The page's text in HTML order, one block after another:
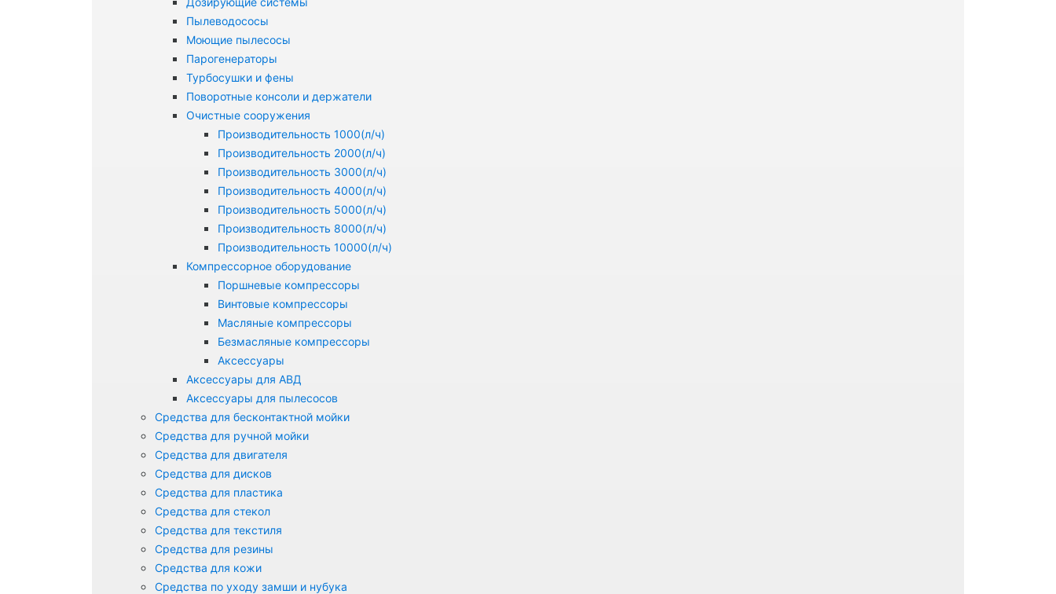
Пылеводососы
Моющие пылесосы
Парогенераторы
Турбосушки и фены
Поворотные консоли и держатели
Очистные сооружения
Производительность 1000(л/ч)
Производительность 2000(л/ч)
Производительность 3000(л/ч)
Производительность 4000(л/ч)
Производительность 5000(л/ч)
Производительность 8000(л/ч)
Производительность 10000(л/ч)
Компрессорное оборудование
Поршневые компрессоры
Винтовые компрессоры
Масляные компрессоры
Безмасляные компрессоры
Аксессуары
Аксессуары для АВД
Аксессуары для пылесосов
Средства для бесконтактной мойки
Средства для ручной мойки
Средства для двигателя
Средства для дисков
Средства для пластика
Средства для стекол
Средства для текстиля
Средства для резины
Средства для кожи
Средства по уходу замши и нубука